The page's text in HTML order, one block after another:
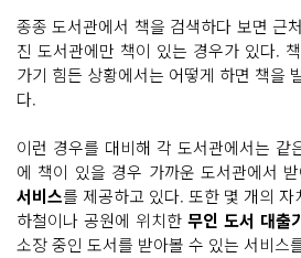
종종 도서관에서 책을 검색하다 보면 근
진 도서관에만 책이 있는 경우가 있다.
가기 힘든 상황에서는 어떻게 하면 책을
다.
이런 경우를 대비해 각 도서관에서는 같
에 책이 있을 경우 가까운 도서관에서
서비스를 제공하고 있다. 또한 몇 개의 자
하철이나 공원에 위치한 무인 도서 대출
소장 중인 도서를 받아볼 수 있는 서비스